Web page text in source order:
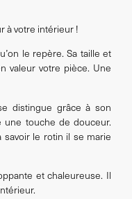
à votre intérieur !
le repère. Sa taille et
valeur votre pièce. Une
distingue grâce à son
une touche de douceur.
le rotin il se marie
et chaleureuse. Il